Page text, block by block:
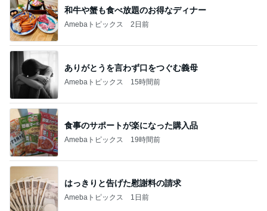
和牛や蟹も食べ放題のお得なディナー
Amebaトピックス 2日前
ありがとうを言わず口をつぐむ義母
Amebaトピックス 15時間前
食事のサポートが楽になった購入品
Amebaトピックス 19時間前
はっきりと告げた慰謝料の請求
Amebaトピックス 1日前